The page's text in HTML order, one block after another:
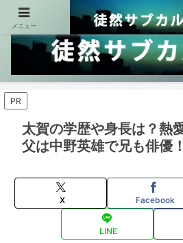
PR
太賀の学歴や身長は？熱
父は中野英雄で兄も俳優！
X Facebook
LINE
メニュー